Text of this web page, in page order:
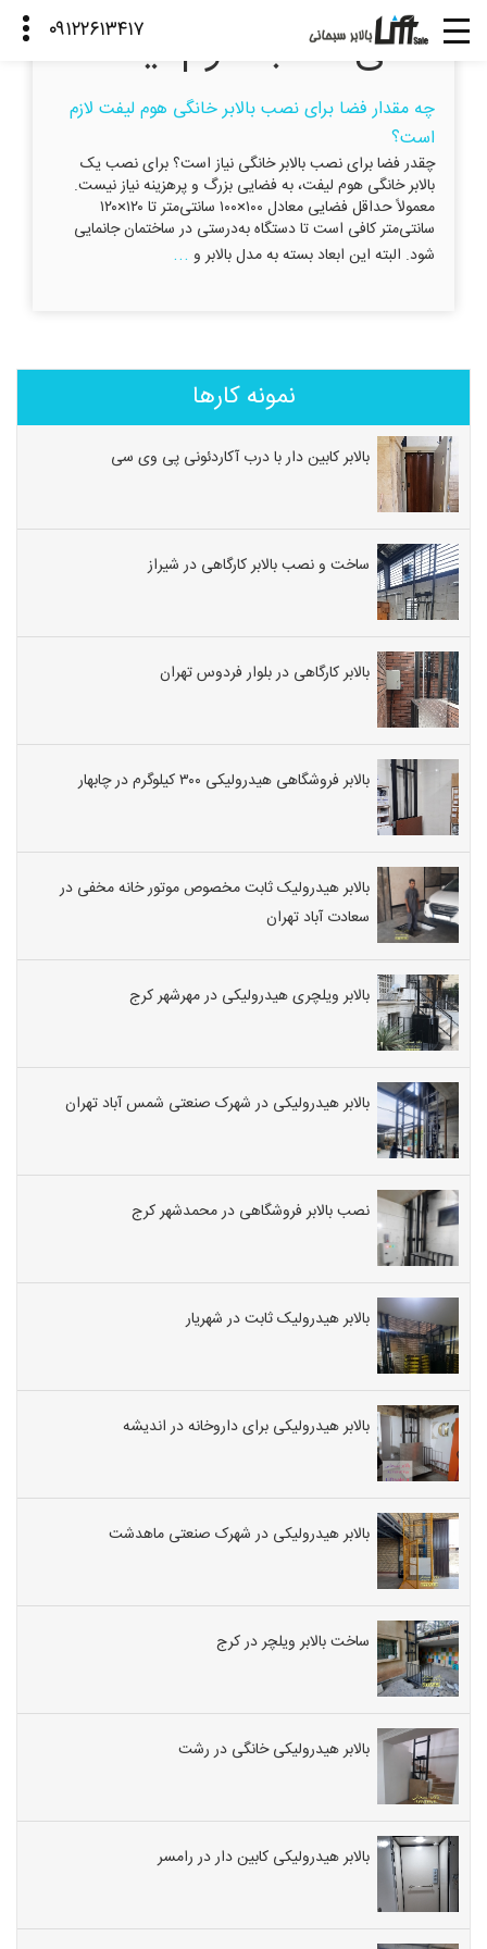
فضای نصب هوم لیفت
چه مقدار فضا برای نصب بالابر خانگی هوم لیفت لازم
است؟
چقدر فضا برای نصب بالابر خانگی نیاز است؟ برای نصب یک
بالابر خانگی هوم لیفت، به فضایی بزرگ و پرهزینه نیاز نیست.
معمولاً حداقل فضایی معادل ۱۰۰×۱۰۰ سانتی‌متر تا ۱۲۰×۱۲۰
سانتی‌متر کافی است تا دستگاه به‌درستی در ساختمان جانمایی
شود. البته این ابعاد بسته به مدل بالابر و ...
نمونه کارها
بالابر کابین دار با درب آکاردئونی پی وی سی
ساخت و نصب بالابر کارگاهی در شیراز
بالابر کارگاهی در بلوار فردوس تهران
بالابر فروشگاهی هیدرولیکی ۳۰۰ کیلوگرم در چابهار
بالابر هیدرولیک ثابت مخصوص موتور خانه مخفی در
سعادت آباد تهران
بالابر ویلچری هیدرولیکی در مهرشهر کرج
بالابر هیدرولیکی در شهرک صنعتی شمس آباد تهران
نصب بالابر فروشگاهی در محمدشهر کرج
بالابر هیدرولیک ثابت در شهریار
بالابر هیدرولیکی برای داروخانه در اندیشه
بالابر هیدرولیکی در شهرک صنعتی ماهدشت
ساخت بالابر ویلچر در کرج
بالابر هیدرولیکی خانگی در رشت
بالابر هیدرولیکی کابین دار در رامسر